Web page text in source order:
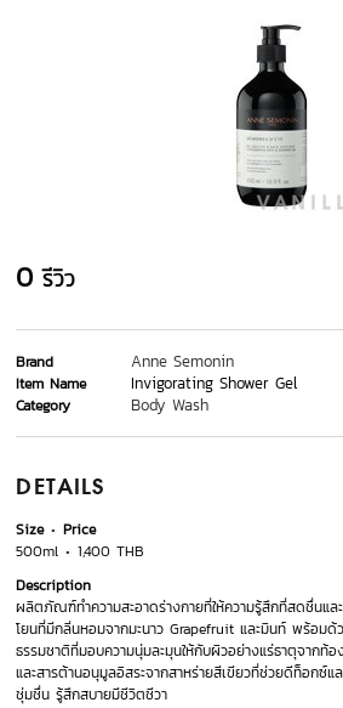
0 รีวิว
Brand Anne Semonin
Item Name Invigorating Shower Gel
Category Body Wash
DETAILS
Size
Price
500ml
1,400 THB
Description
ผลิตภัณฑ์ทำความสะอาดร่างกายที่ให้ความรู้สึกที่สดชื่น
โยนที่มีกลิ่นหอมจากมะนาว Grapefruit และมินท์ พร้อม
ธรรมชาติที่มอบความนุ่มละมุนให้กับผิวอย่างแร่ธาตุจากท้
และสารต้านอนุมูลอิสระจากสาหร่ายสีเขียวที่ช่วยดีท็อกซ์
ชุ่มชื่น รู้สึกสบายมีชีวิตชีวา